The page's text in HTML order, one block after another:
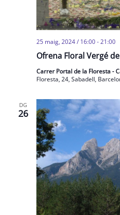
Ofrena Floral Vergé
25 maig, 2024 / 16:00-21:00
Carrer Portal de la Floresta -
Floresta, 24, Sabadell,
DG
26